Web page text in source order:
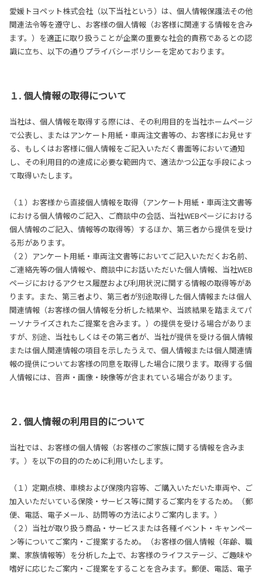
愛媛トヨペット株式会社（以下当社という）は、個人情報保護法その他
関連法令等を遵守し、お客様の個人情報（お客様に関連する情報を含み
ます。）を適正に取り扱うことが企業の重要な社会的責務であるとの認
識に立ち、以下の通りプライバシーポリシーを定めております。
１. 個人情報の取得について
当社は、個人情報を取得する際には、その利用目的を当社ホームページ
で公表し、またはアンケート用紙・車両注文書等の、お客様にお見せす
る、もしくはお客様に個人情報をご記入いただく書面等において通知
し、その利用目的の達成に必要な範囲内で、適法かつ公正な手段によっ
て取得いたします。
（１）お客様から直接個人情報を取得（アンケート用紙・車両注文書等
における個人情報のご記入、ご商談中の会話、当社WEBページにおける
個人情報のご記入、情報等の取得等）するほか、第三者から提供を受け
る形があります。
（２）アンケート用紙・車両注文書等においてご記入いただくお名前、
ご連絡先等の個人情報や、商談中にお話いただいた個人情報、当社WEB
ページにおけるアクセス履歴および利用状況に関する情報の取得等があ
ります。 また、第三者より、第三者が別途取得した個人情報または個人
関連情報（お客様の個人情報を分析した結果や、当該結果を踏まえてパ
ーソナライズされたご提案を含みます。）の提供を受ける場合がありま
すが、別途、当社もしくはその第三者が、当社が提供を受ける個人情報
または個人関連情報の項目を示したうえで、個人情報または個人関連情
報の提供についてお客様の同意を取得した場合に限ります。 取得する個
人情報には、音声・画像・映像等が含まれている場合があります。
２. 個人情報の利用目的について
当社では、お客様の個人情報（お客様のご家族に関する情報を含みま
す。）を以下の目的のために利用いたします。
（１）定期点検、車検および保険内容等、ご購入いただいた車両や、ご
加入いただいている保険・サービス等に関するご案内をするため。（郵
便、電話、電子メール、訪問等の方法によりご案内します。）
（２）当社が取り扱う商品・サービスまたは各種イベント・キャンペー
ン等についてご案内・ご提案するため。（お客様の個人情報（年齢、職
業、家族情報等）を分析した上で、お客様のライフステージ、ご趣味や
嗜好に応じたご案内・ご提案をすることを含みます。郵便、電話、電子